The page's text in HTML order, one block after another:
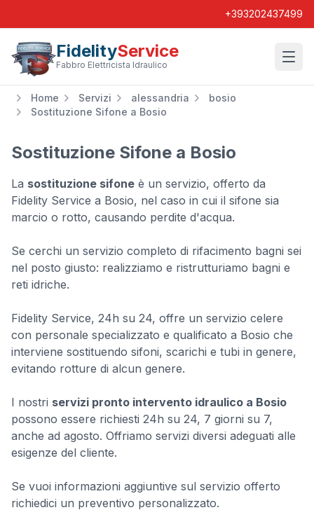
+393202437499
FidelityService
Fabbro Elettricista Idraulico
Home Servizi alessandria
bosio
Sostituzione Sifone a Bosio
Sostituzione Sifone a Bosio
La sostituzione sifone è un servizio, offerto da
Fidelity Service a Bosio, nel caso in cui il sifone sia
marcio o rotto, causando perdite d'acqua.
Se cerchi un servizio completo di rifacimento bagni sei
nel posto giusto: realizziamo e ristrutturiamo bagni e
reti idriche.
Fidelity Service, 24h su 24, offre un servizio celere
con personale specializzato e qualificato a Bosio che
interviene sostituendo sifoni, scarichi e tubi in genere,
evitando rotture di alcun genere.
I nostri servizi pronto intervento idraulico a Bosio
possono essere richiesti 24h su 24, 7 giorni su 7,
anche ad agosto. Offriamo servizi diversi adeguati alle
esigenze del cliente.
Se vuoi informazioni aggiuntive sul servizio offerto
richiedici un preventivo personalizzato.